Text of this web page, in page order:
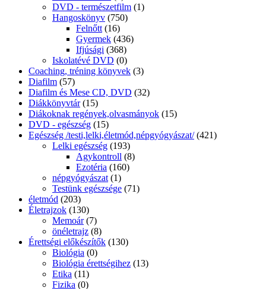
DVD - természetfilm (1)
Hangoskönyv (750)
Felnőtt (16)
Gyermek (436)
Ifjúsági (368)
Iskolatévé DVD (0)
Coaching, tréning könyvek (3)
Diafilm (57)
Diafilm és Mese CD, DVD (32)
Diákkönyvtár (15)
Diákoknak regények,olvasmányok (15)
DVD - egészség (15)
Egészség /testi,lelki,életmód,népgyógyászat/ (421)
Lelki egészség (193)
Agykontroll (8)
Ezotéria (160)
népgyógyászat (1)
Testünk egészsége (71)
életmód (203)
Életrajzok (130)
Memoár (7)
önéletrajz (8)
Érettségi előkészítők (130)
Biológia (0)
Biológia érettségihez (13)
Etika (11)
Fizika (0)